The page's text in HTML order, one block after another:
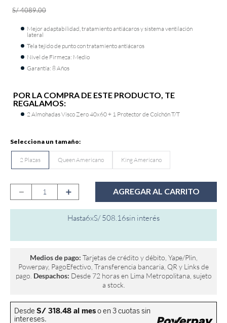
S/4089.00
Mejor adaptabilidad, tratamiento antiácaros y sistema ventilación
lateral
Tela tejido de punto con tratamiento antiácaros
Nivel de Firmeza: Medio
Garantía: 8 Años
POR LA COMPRA DE ESTE PRODUCTO, TE
REGALAMOS:
2 Almohadas Visco Zero 40x60 + 1 Protector de Colchón T/T
2 Plazas Queen Americano King Americano
＋
－ AGREGAR AL CARRITO
Hasta6xS/ 508 16sin interés
Medios de pago: Tarjetas de crédito y débito, Yape/Plin,
Powerpay, PagoEfectivo, Transferencia bancaria, QR y Links de
pago. Despachos: Desde 72 horas en Lima Metropolitana, sujeto
a stock.
7.
protector
actibio
fiamma
antares